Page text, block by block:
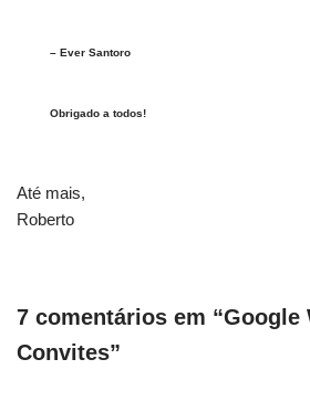
– Ever Santoro
Obrigado a todos!
Até mais,
Roberto
7 comentários em “Google
Convites”